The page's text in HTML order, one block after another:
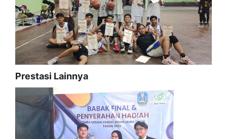
Prestasi Lainnya